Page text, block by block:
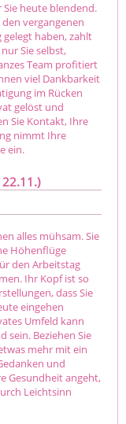
heute blendend.
den vergangenen
gelegt haben, zahlt
Sie selbst,
Team profitiert
viel Dankbarkeit
im Rücken
gelöst und
Sie Kontakt, Ihre
nimmt Ihre
ein.
alles mühsam. Sie
Höhenflüge
den Arbeitstag
Ihr Kopf ist so
dass Sie
eingehen
Umfeld kann
sein. Beziehen Sie
mehr mit ein
und
Gesundheit angeht,
Leichtsinn